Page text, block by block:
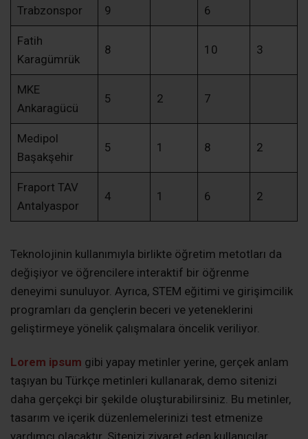
Trabzonspor 9 6
Fatih
Karagümrük
8 10 3
MKE
Ankaragücü
5 2 7
Medipol
Başakşehir
5 1 8 2
Fraport TAV
Antalyaspor
4 1 6 2
Teknolojinin kullanımıyla birlikte öğretim metotları da
değişiyor ve öğrencilere interaktif bir öğrenme
deneyimi sunuluyor. Ayrıca, STEM eğitimi ve girişimcilik
programları da gençlerin beceri ve yeteneklerini
geliştirmeye yönelik çalışmalara öncelik veriliyor.
Lorem ipsum gibi yapay metinler yerine, gerçek anlam
taşıyan bu Türkçe metinleri kullanarak, demo sitenizi
daha gerçekçi bir şekilde oluşturabilirsiniz. Bu metinler,
tasarım ve içerik düzenlemelerinizi test etmenize
yardımcı olacaktır. Sitenizi ziyaret eden kullanıcılar,